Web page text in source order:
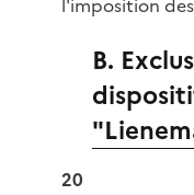
B.
20